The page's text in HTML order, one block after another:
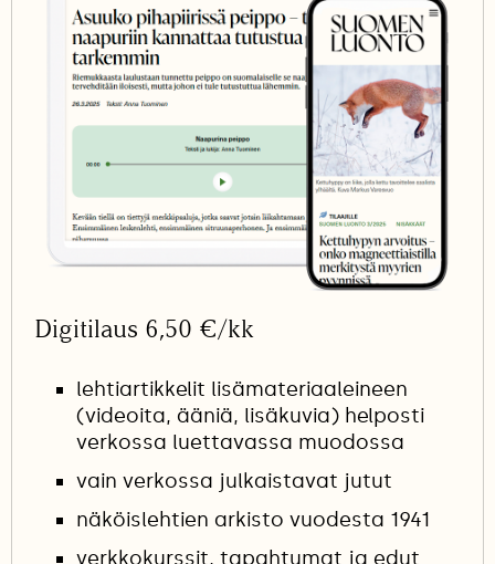
Digitilaus 6,50 €/kk
lehtiartikkelit lisämateriaaleineen
(videoita, ääniä, lisäkuvia) helposti
verkossa luettavassa muodossa
vain verkossa julkaistavat jutut
näköislehtien arkisto vuodesta 1941
verkkokurssit, tapahtumat ja edut